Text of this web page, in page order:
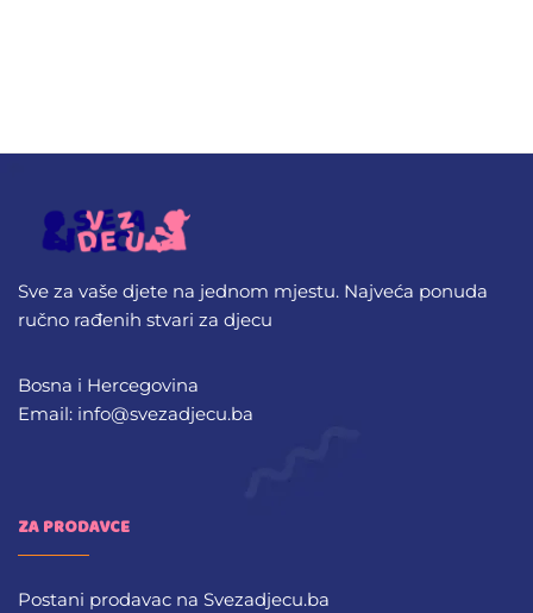
Sve za vaše djete na jednom mjestu. Najveća ponuda
ručno rađenih stvari za djecu
Bosna i Hercegovina
Email: info@svezadjecu.ba
ZA PRODAVCE
Postani prodavac na Svezadjecu.ba